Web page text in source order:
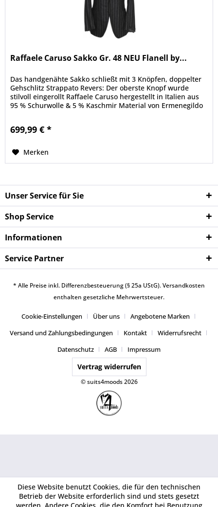
Raffaele Caruso Sakko Gr. 48 NEU Flanell by...
Das handgenähte Sakko schließt mit 3 Knöpfen, doppelter
Gehschlitz Strappato Revers: Der oberste Knopf wurde
stilvoll eingerollt Raffaele Caruso hergestellt in Italien aus
95 % Schurwolle & 5 % Kaschmir Material von Ermenegildo
699,99 € *
Merken
Unser Service für Sie
Shop Service
Informationen
Service Partner
* Alle Preise inkl. Differenzbesteuerung (§ 25a UStG).Versandkosten
enthalten gesetzliche Mehrwertsteuer.
Cookie-Einstellungen Über uns
Angebotene Marken
Versand und Zahlungsbedingungen
Kontakt
Widerrufsrecht
Datenschutz
AGB Impressum
Vertrag widerrufen
© suits4moods 2026
Diese Website benutzt Cookies, die für den technischen
Betrieb der Website erforderlich sind und stets gesetzt